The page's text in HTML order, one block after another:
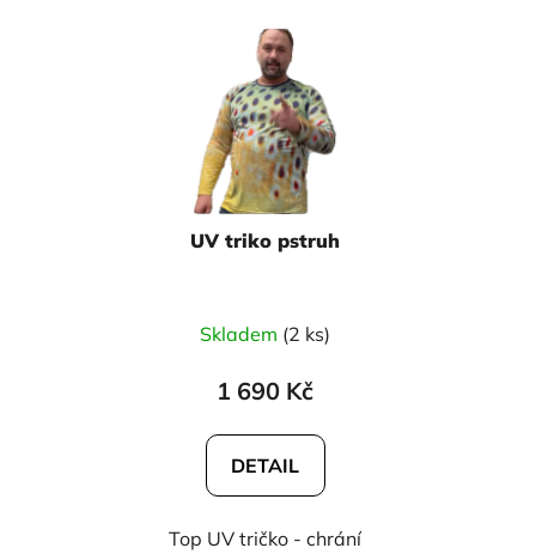
UV triko pstruh
hodnocení
produktu
5,0
z
hvězdiček.
Skladem (2 ks)
1 690 Kč
DETAIL
Top UV tričko - chrání